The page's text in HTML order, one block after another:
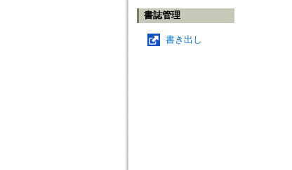
書誌管理
書き出し